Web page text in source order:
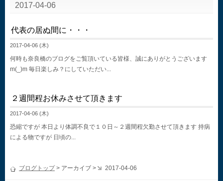
2017-04-06
代表の居ぬ間に・・・
2017-04-06 (木)
何時も奈良橋のブログをご覧頂いている皆様、誠にありがとうございます
m(_)m 毎日楽しみ？にしていただい...
２週間程お休みさせて頂きます
2017-04-06 (木)
恐縮ですが 本日より体調不良で１０日～２週間程欠勤させて頂きます 持病
による物ですが 日頃の...
ブログトップ> アーカイブ > 2017-04-06